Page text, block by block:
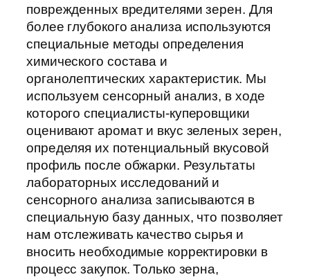
поврежденных вредителями зерен. Для
более глубокого анализа используются
специальные методы определения
химического состава и
органолептических характеристик. Мы
используем сенсорный анализ, в ходе
которого специалисты-куперовщики
оценивают аромат и вкус зеленых зерен,
определяя их потенциальный вкусовой
профиль после обжарки. Результаты
лабораторных исследований и
сенсорного анализа записываются в
специальную базу данных, что позволяет
нам отслеживать качество сырья и
вносить необходимые корректировки в
процесс закупок. Только зерна,